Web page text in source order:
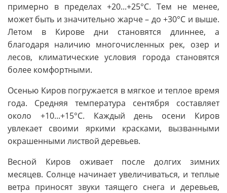
примерно в пределах +20...+25°C. Тем не менее,
может быть и значительно жарче – до +30°C и выше.
Летом в Кирове дни становятся длиннее, а
благодаря наличию многочисленных рек, озер и
лесов, климатические условия города становятся
более комфортными.
Осенью Киров погружается в мягкое и теплое время
года. Средняя температура сентября составляет
около +10...+15°C. Каждый день осени Киров
увлекает своими яркими красками, вызванными
окрашенными листвой деревьев.
Весной Киров оживает после долгих зимних
месяцев. Солнце начинает увеличиваться, и теплые
ветра приносят звуки таящего снега и деревьев,